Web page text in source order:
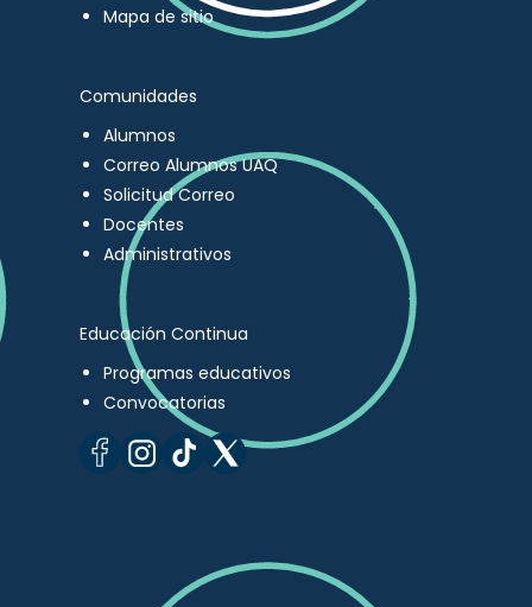
Mapa de sitio
Comunidades
Alumnos
Correo Alumnos UAQ
Solicitud Correo
Docentes
Administrativos
Educación Continua
Programas educativos
Convocatorias